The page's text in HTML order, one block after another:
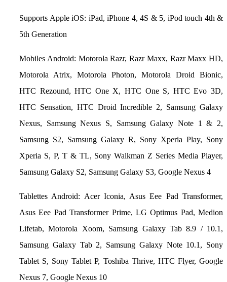
Supports Apple iOS: iPad, iPhone 4, 4S & 5, iPod touch 4th &
5th Generation
Mobiles Android: Motorola Razr, Razr Maxx, Razr Maxx HD,
Motorola Atrix, Motorola Photon, Motorola Droid Bionic,
HTC Rezound, HTC One X, HTC One S, HTC Evo 3D,
HTC Sensation, HTC Droid Incredible 2, Samsung Galaxy
Nexus, Samsung Nexus S, Samsung Galaxy Note 1 & 2,
Samsung S2, Samsung Galaxy R, Sony Xperia Play, Sony
Xperia S, P, T & TL, Sony Walkman Z Series Media Player,
Samsung Galaxy S2, Samsung Galaxy S3, Google Nexus 4
Tablettes Android: Acer Iconia, Asus Eee Pad Transformer,
Asus Eee Pad Transformer Prime, LG Optimus Pad, Medion
Lifetab, Motorola Xoom, Samsung Galaxy Tab 8.9 / 10.1,
Samsung Galaxy Tab 2, Samsung Galaxy Note 10.1, Sony
Tablet S, Sony Tablet P, Toshiba Thrive, HTC Flyer, Google
Nexus 7, Google Nexus 10